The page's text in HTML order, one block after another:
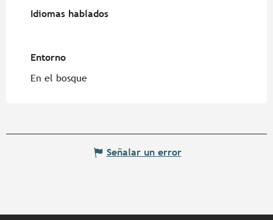
Idiomas hablados
Idiomas hablados
Entorno
Entorno
En el bosque
Señalar un error